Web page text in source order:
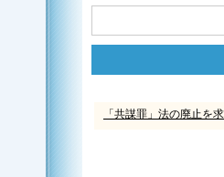
「共謀罪」法の廃止を